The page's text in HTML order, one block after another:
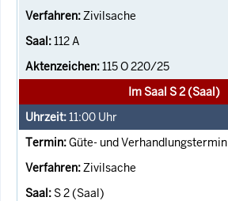
Zivilsache
112 A
115 O 220/25
Im Saal S 2 (Saal)
11:00 Uhr
Güte- und Verhandlungstermin
Zivilsache
S 2 (Saal)